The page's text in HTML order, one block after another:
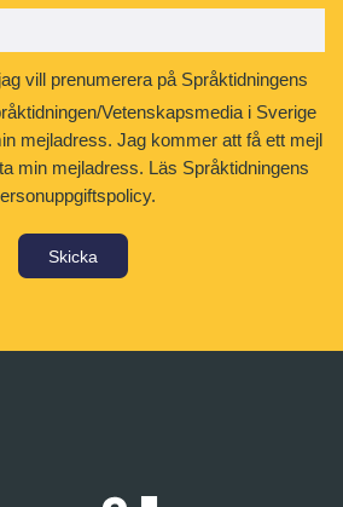
vill prenumerera på Språktidningens
Vetenskapsmedia i Sverige
mejladress. Jag kommer att få ett mejl
min mejladress. Läs Språktidningens
Skicka